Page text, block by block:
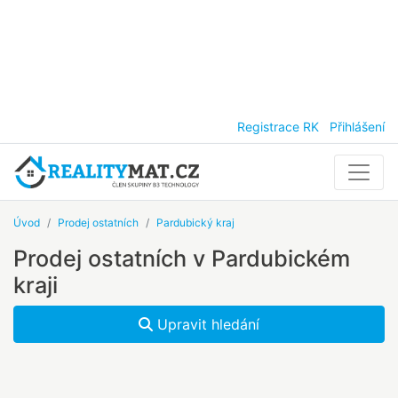
Registrace RK Přihlášení
Úvod Prodej ostatních Pardubický kraj
Prodej ostatních v Pardubickém
kraji
Upravit hledání